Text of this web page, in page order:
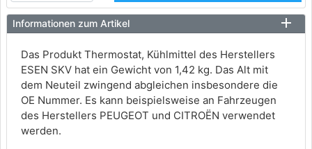
Informationen zum Artikel
Das Produkt Thermostat, Kühlmittel des Herstellers
ESEN SKV hat ein Gewicht von 1,42 kg. Das Alt mit
dem Neuteil zwingend abgleichen insbesondere die
OE Nummer. Es kann beispielsweise an Fahrzeugen
des Herstellers PEUGEOT und CITROËN verwendet
werden.